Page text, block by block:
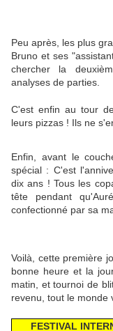
Peu après, les plus
Bruno et ses
chercher la
analyses de parties.
C'est enfin au tour
leurs pizzas ! Ils ne
Enfin, avant le
spécial : C'est
dix ans ! Tous les
tête pendant
confectionné par sa
Voilà, cette première
bonne heure et la
matin, et tournoi de
revenu, tout le monde
FESTIVAL